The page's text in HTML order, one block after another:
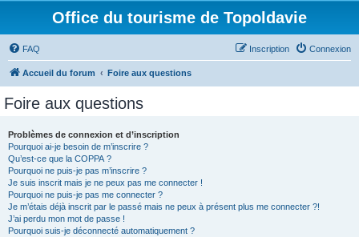
Office du tourisme de Topoldavie
FAQ Connexion
Inscription
Accueil du forum Foire aux questions
Foire aux questions
Problèmes de connexion et d’inscription
Pourquoi ai-je besoin de m’inscrire ?
Qu’est-ce que la COPPA ?
Pourquoi ne puis-je pas m’inscrire ?
Je suis inscrit mais je ne peux pas me connecter !
Pourquoi ne puis-je pas me connecter ?
Je m’étais déjà inscrit par le passé mais ne peux à présent plus me connecter ?!
J’ai perdu mon mot de passe !
Pourquoi suis-je déconnecté automatiquement ?